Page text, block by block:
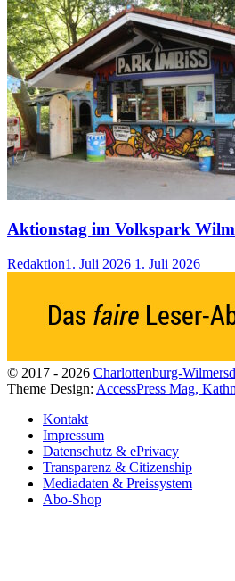
Aktionstag im Volkspark
Redaktion1. Juli 2026 1. Juli 2026
© 2017 - 2026 Charlottenburg-
Theme Design: AccessPress Mag,
Kontakt
Impressum
Datenschutz & ePrivacy
Transparenz & Citizenship
Mediadaten & Preissystem
Abo-Shop